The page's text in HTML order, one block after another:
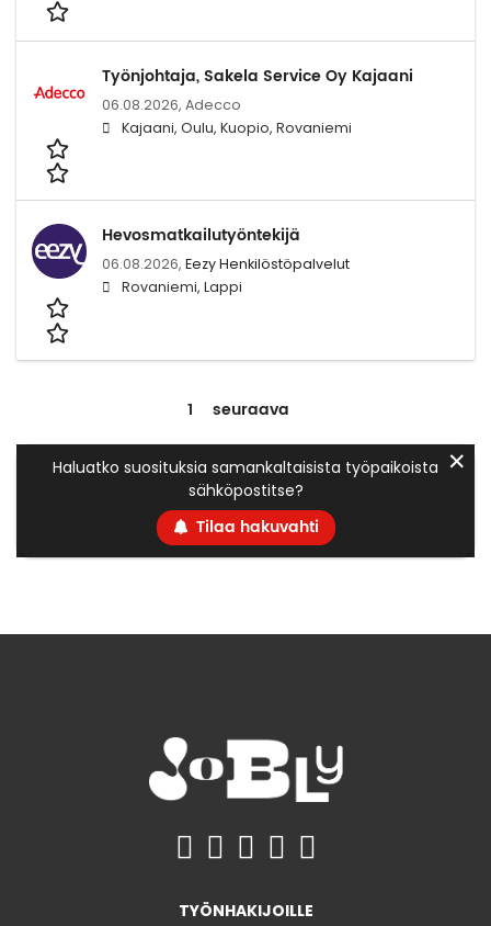
Työnjohtaja, Sakela Service Oy Kajaani
06.08.2026, Adecco
Kajaani, Oulu, Kuopio, Rovaniemi
Hevosmatkailutyöntekijä
06.08.2026, Eezy Henkilöstöpalvelut
Rovaniemi, Lappi
1 seuraava
Haluatko suosituksia samankaltaisista työpaikoista
sähköpostitse?
Tilaa hakuvahti
✕
TYÖNHAKIJOILLE